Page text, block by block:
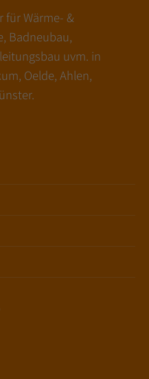
für Wärme- &
Badneubau,
uvm. in
Oelde, Ahlen,